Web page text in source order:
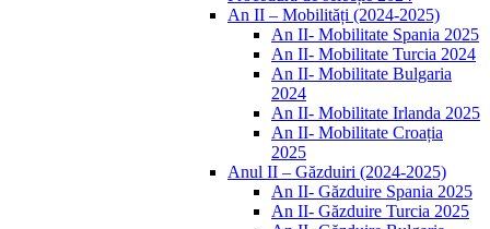
An II – Mobilități (2024-2025)
An II- Mobilitate Spania 2025
An II- Mobilitate Turcia 2024
An II- Mobilitate Bulgaria
2024
An II- Mobilitate Irlanda 2025
An II- Mobilitate Croația
2025
Anul II – Găzduiri (2024-2025)
An II- Găzduire Spania 2025
An II- Găzduire Turcia 2025